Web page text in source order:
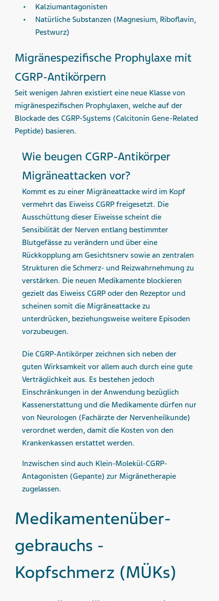
Kalzium­antagonisten
Natürliche Substanzen (Magnesium, Riboflavin,
Pestwurz)
Migränespezifische Prophylaxe mit
CGRP-Antikörpern
Seit wenigen Jahren existiert eine neue Klasse von
migränespezifischen Prophylaxen, welche auf der
Blockade des CGRP-Systems (Calcitonin Gene-Related
Peptide) basieren.
Wie beugen CGRP-Antikörper
Migräne­attacken vor?
Kommt es zu einer Migräneattacke wird im Kopf
vermehrt das Eiweiss CGRP freigesetzt. Die
Ausschüttung dieser Eiweisse scheint die
Sensibilität der Nerven entlang bestimmter
Blutgefässe zu verändern und über eine
Rückkopplung am Gesichtsnerv sowie an zentralen
Strukturen die Schmerz- und Reizwahrnehmung zu
verstärken. Die neuen Medikamente blockieren
gezielt das Eiweiss CGRP oder den Rezeptor und
scheinen somit die Migräneattacke zu
unterdrücken, beziehungsweise weitere Episoden
vorzubeugen.
Die CGRP-Antikörper zeichnen sich neben der
guten Wirksamkeit vor allem auch durch eine gute
Verträglichkeit aus. Es bestehen jedoch
Einschränkungen in der Anwendung bezüglich
Kassenerstattung und die Medikamente dürfen nur
von Neurologen (Fachärzte der Nervenheilkunde)
verordnet werden, damit die Kosten von den
Krankenkassen erstattet werden.
Inzwischen sind auch Klein-Molekül-CGRP-
Antagonisten (Gepante) zur Migränetherapie
zugelassen.
Medikamenten­über­
gebrauchs -
Kopfschmerz (MÜKs)